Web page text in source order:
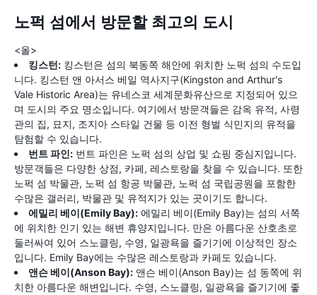
노퍽 섬에서 방문할 최고의 도시
<올>
킹스턴: 킹스턴은 섬의 북동쪽 해안에 위치한 노퍽 섬의 수도입
니다. 킹스턴 앤 아서스 베일 역사지구(Kingston and Arthur's
Vale Historic Area)는 유네스코 세계문화유산으로 지정되어 있으
며 도시의 주요 명소입니다. 여기에서 방문객들은 감옥 유적, 사령
관의 집, 묘지, 조지아 스타일 건물 등 이전 형벌 식민지의 유적을
탐험할 수 있습니다.
번트 파인: 번트 파인은 노퍽 섬의 상업 및 쇼핑 중심지입니다.
방문객들은 다양한 상점, 카페, 레스토랑을 찾을 수 있습니다. 또한
노퍽 섬 박물관, 노퍽 섬 항공 박물관, 노퍽 섬 국립공원을 포함한
수많은 갤러리, 박물관 및 유적지가 있는 곳이기도 합니다.
에밀리 베이(Emily Bay): 에밀리 베이(Emily Bay)는 섬의 서쪽
에 위치한 인기 있는 해변 휴양지입니다. 만은 아름다운 산호초로
둘러싸여 있어 스노클링, 수영, 일광욕을 즐기기에 이상적인 장소
입니다. Emily Bay에는 수많은 레스토랑과 카페도 있습니다.
앤슨 베이(Anson Bay): 앤슨 베이(Anson Bay)는 섬 동쪽에 위
치한 아름다운 해변입니다. 수영, 스노클링, 일광욕을 즐기기에 좋